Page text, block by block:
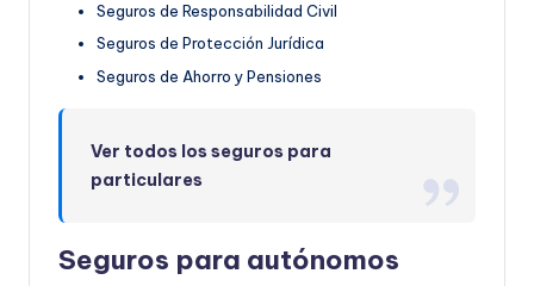
Seguros de Responsabilidad Civil
Seguros de Protección Jurídica
Seguros de Ahorro y Pensiones
Ver todos los seguros para
particulares
Seguros para autónomos